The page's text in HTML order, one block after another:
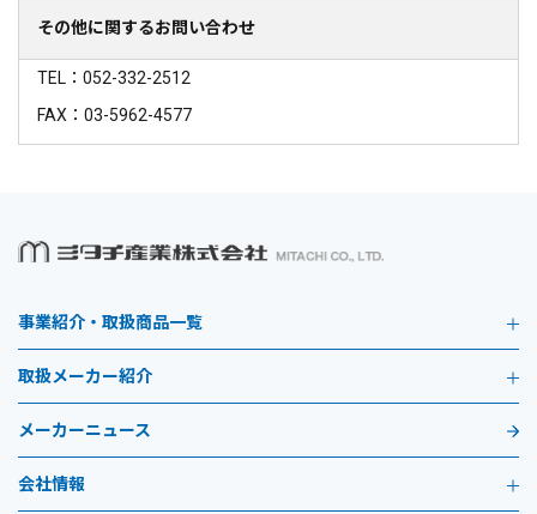
その他に関するお問い合わせ
TEL：052-332-2512
FAX：03-5962-4577
事業紹介・取扱商品一覧
取扱メーカー紹介
メーカーニュース
会社情報